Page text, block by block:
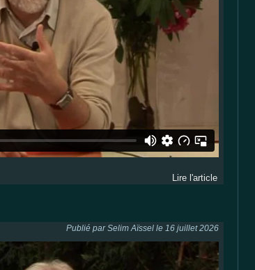
Lire l'article
Publié par Selim Aïssel le 16 juillet 2026